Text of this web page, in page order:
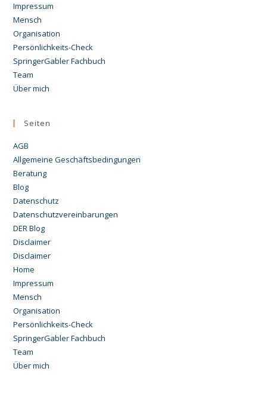
Impressum
Mensch
Organisation
Persönlichkeits-Check
SpringerGabler Fachbuch
Team
Über mich
Seiten
AGB
Allgemeine Geschäftsbedingungen
Beratung
Blog
Datenschutz
Datenschutzvereinbarungen
DER Blog
Disclaimer
Disclaimer
Home
Impressum
Mensch
Organisation
Persönlichkeits-Check
SpringerGabler Fachbuch
Team
Über mich